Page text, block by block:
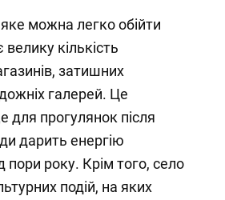
можна легко обійти
велику кількість
затишних
галерей. Це
для прогулянок після
дарить енергію
пори року. Крім того, село
подій, на яких